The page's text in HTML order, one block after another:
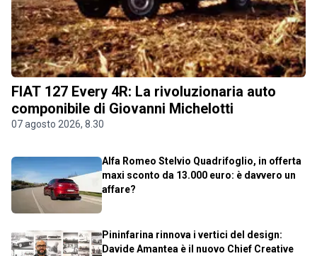
FIAT 127 Every 4R: La rivoluzionaria auto
componibile di Giovanni Michelotti
07 agosto 2026, 8.30
Alfa Romeo Stelvio Quadrifoglio, in offerta
maxi sconto da 13.000 euro: è davvero un
affare?
Pininfarina rinnova i vertici del design:
Davide Amantea è il nuovo Chief Creative